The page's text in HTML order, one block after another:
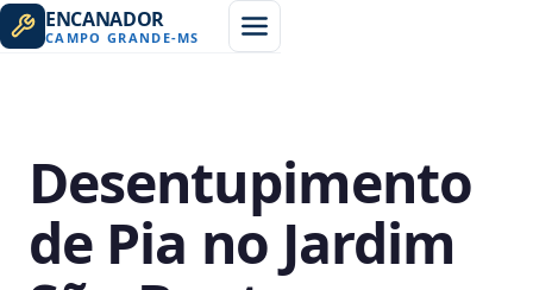
ENCANADOR
CAMPO GRANDE-MS
Desentupimento
de Pia no Jardim